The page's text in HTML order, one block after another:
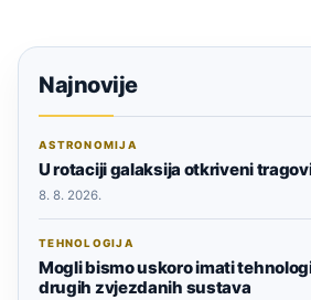
Najnovije
ASTRONOMIJA
U rotaciji galaksija otkriveni
8. 8. 2026.
TEHNOLOGIJA
Mogli bismo uskoro imati
drugih zvjezdanih sustava